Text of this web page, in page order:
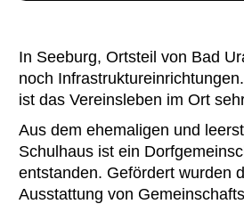
In Seeburg, Ortsteil von Bad
noch
ist das Vereinsleben im Ort
Aus dem ehemaligen und
Schulhaus ist ein
entstanden. Gefördert wurden
Ausstattung von